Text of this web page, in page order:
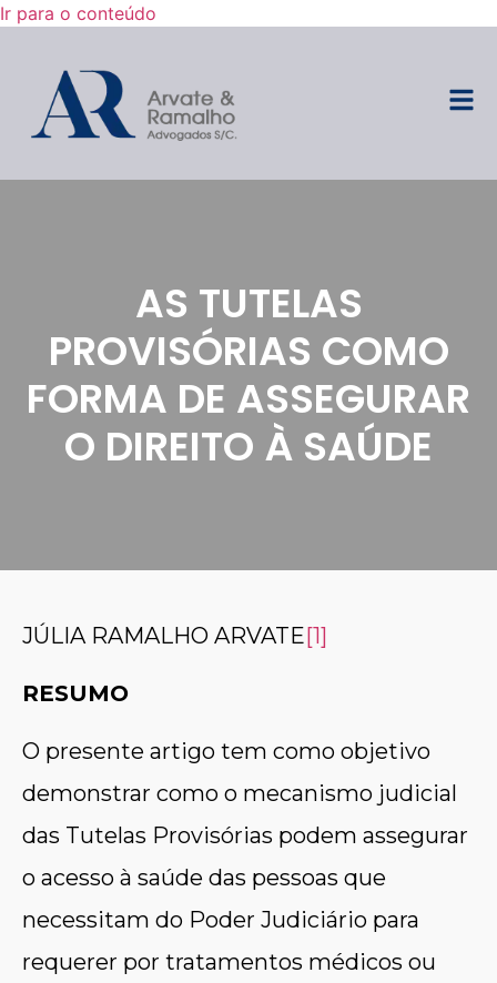
Ir para o conteúdo
AS TUTELAS
PROVISÓRIAS COMO
FORMA DE ASSEGURAR
O DIREITO À SAÚDE
JÚLIA RAMALHO ARVATE[1]
RESUMO
O presente artigo tem como objetivo
demonstrar como o mecanismo judicial
das Tutelas Provisórias podem assegurar
o acesso à saúde das pessoas que
necessitam do Poder Judiciário para
requerer por tratamentos médicos ou